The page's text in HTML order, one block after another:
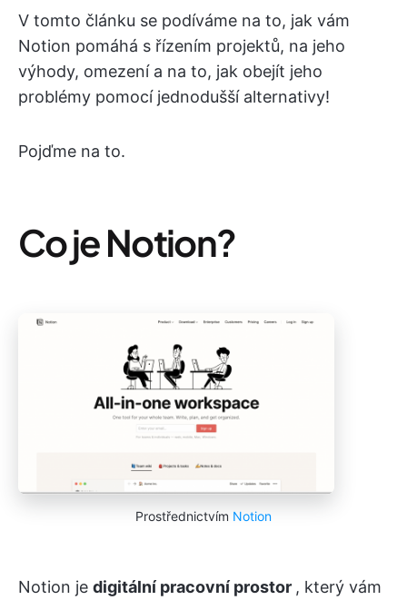
V tomto článku se podíváme na to, jak vám
Notion pomáhá s řízením projektů, na jeho
výhody, omezení a na to, jak obejít jeho
problémy pomocí jednodušší alternativy!
Pojďme na to.
Co je Notion?
Prostřednictvím Notion
Notion je digitální pracovní prostor , který vám